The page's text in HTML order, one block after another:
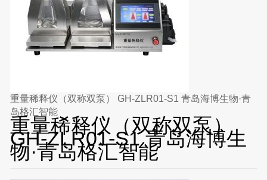
重量稀释仪（双称双泵） GH-ZLR01-S1 青岛海博生物·青
岛格汇智能
重量稀释仪（双称双泵）
GH-ZLR01-S1 青岛海博生
物·青岛格汇智能